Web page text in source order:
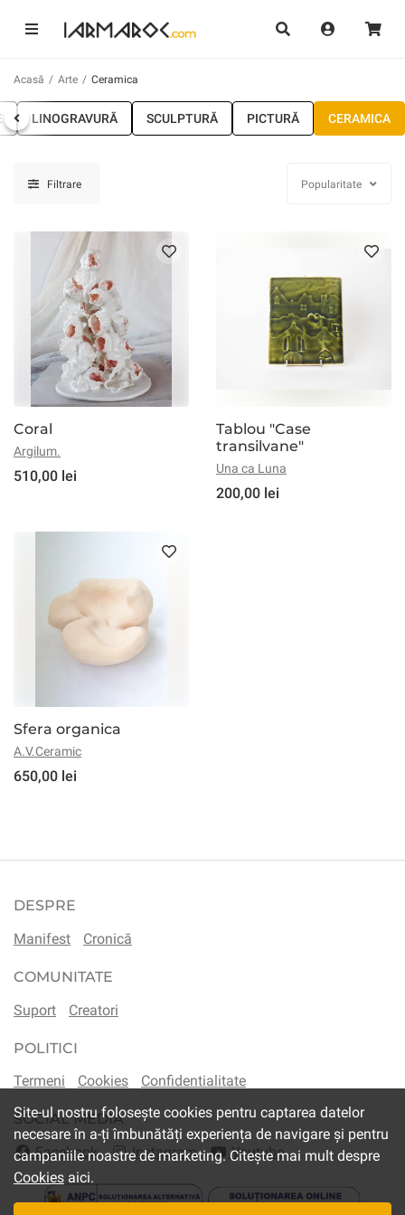
Acasă Arte Ceramica
LINOGRAVURĂ SCULPTURĂ PICTURĂ CERAMICA
Filtrare Popularitate
Coral
Argilum.
510,00 lei
Tablou "Case
transilvane"
Una ca Luna
200,00 lei
Sfera organica
A.V.Ceramic
650,00 lei
DESPRE
Manifest
Cronică
COMUNITATE
Suport
Creatori
POLITICI
Termeni
Cookies Confidentialitate
SOCIAL MEDIA
Facebook
Instagram Youtube
Site-ul nostru folosește cookies pentru captarea datelor
necesare în a-ți îmbunătăți experiența de navigare și pentru
campaniile noastre de marketing. Citește mai mult despre
Cookies aici.